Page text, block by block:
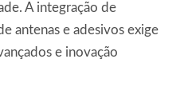
A integração de
antenas e adesivos exige
e inovação